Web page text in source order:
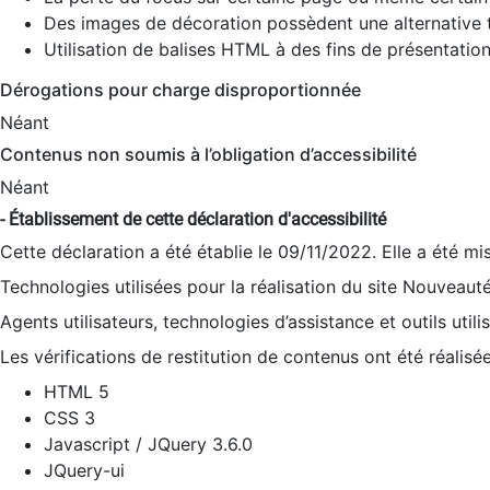
Des images de décoration possèdent une alternative
Utilisation de balises HTML à des fins de
Dérogations pour charge disproportionnée
Néant
Contenus non soumis à l’obligation d’accessibilité
Néant
- Établissement de cette déclaration d'accessibilité
Cette déclaration a été établie le 09/11/2022. Elle a été
Technologies utilisées pour la réalisation du site
Agents utilisateurs, technologies d’assistance et outils
Les vérifications de restitution de contenus ont été
HTML 5
CSS 3
Javascript / JQuery 3.6.0
JQuery-ui